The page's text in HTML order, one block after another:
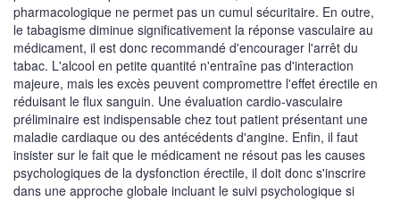
pharmacologique ne permet pas un cumul sécuritaire. En outre,
le tabagisme diminue significativement la réponse vasculaire au
médicament, il est donc recommandé d'encourager l'arrêt du
tabac. L'alcool en petite quantité n'entraîne pas d'interaction
majeure, mais les excès peuvent compromettre l'effet érectile en
réduisant le flux sanguin. Une évaluation cardio‑vasculaire
préliminaire est indispensable chez tout patient présentant une
maladie cardiaque ou des antécédents d'angine. Enfin, il faut
insister sur le fait que le médicament ne résout pas les causes
psychologiques de la dysfonction érectile, il doit donc s'inscrire
dans une approche globale incluant le suivi psychologique si